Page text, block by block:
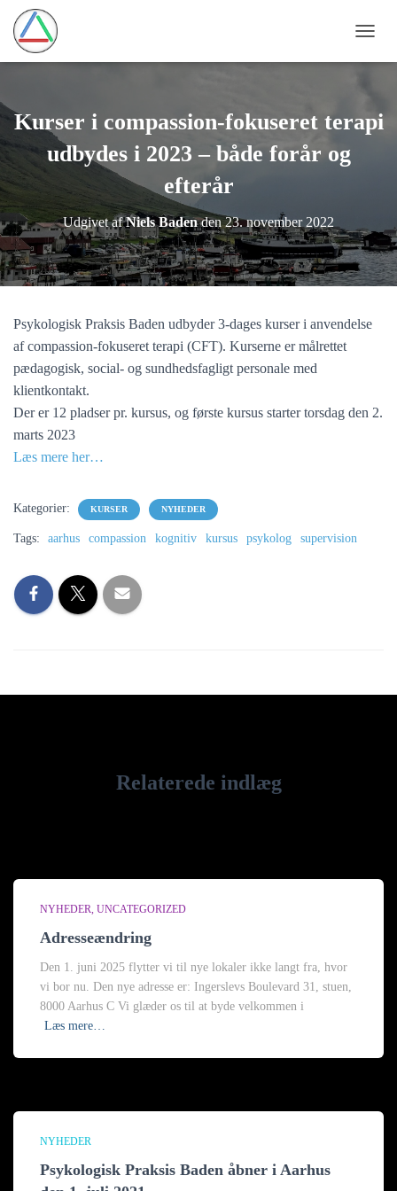
Kurser i compassion-fokuseret terapi
udbydes i 2023 – både forår og
efterår
Udgivet afNiels Badenden23. november 2022
Psykologisk Praksis Baden udbyder 3-dages kurser i anvendelse
af compassion-fokuseret terapi (CFT). Kurserne er målrettet
pædagogisk, social- og sundhedsfagligt personale med
klientkontakt.
Der er 12 pladser pr. kursus, og første kursus starter torsdag den 2.
marts 2023
Læs mere her…
Kategorier: KURSER NYHEDER
Tags: aarhus compassion kognitiv kursus psykolog supervision
Relaterede indlæg
NYHEDER UNCATEGORIZED
Adresseændring
Den 1. juni 2025 flytter vi til nye lokaler ikke langt fra, hvor
vi bor nu. Den nye adresse er: Ingerslevs Boulevard 31, stuen,
8000 Aarhus C Vi glæder os til at byde velkommen i
Læs mere…
NYHEDER
Psykologisk Praksis Baden åbner i Aarhus